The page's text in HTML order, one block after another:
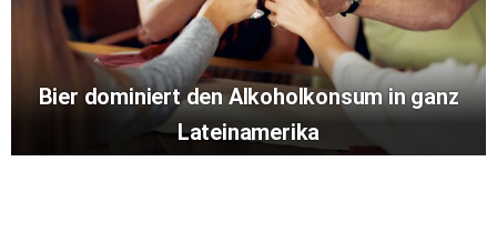
Bier dominiert den Alkoholkonsum in ganz
Lateinamerika